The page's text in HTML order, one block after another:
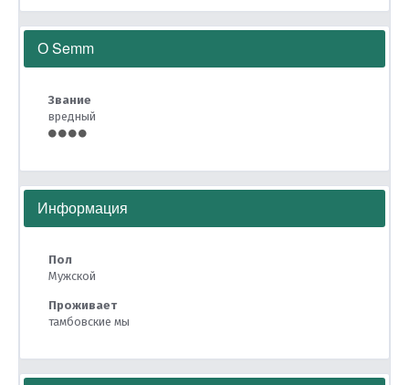
О Semm
Звание
вредный
Информация
Пол
Мужской
Проживает
тамбовские мы